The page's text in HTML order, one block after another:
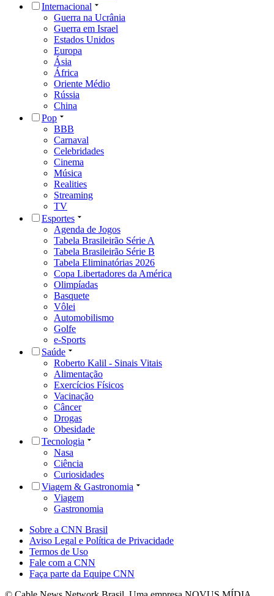
Internacional
Guerra na Ucrânia
Guerra em Israel
Estados Unidos
Europa
Ásia
África
Oriente Médio
Rússia
China
Pop
BBB
Carnaval
Celebridades
Cinema
Música
Realities
Streaming
TV
Esportes
Agenda de Jogos
Tabela Brasileirão Série A
Tabela Brasileirão Série B
Tabela Eliminatórias 2026
Copa Libertadores da América
Olimpíadas
Basquete
Vôlei
Automobilismo
Golfe
e-Sports
Saúde
Roberto Kalil - Sinais Vitais
Alimentação
Exercícios Físicos
Vacinação
Câncer
Drogas
Obesidade
Tecnologia
Nasa
Ciência
Curiosidades
Viagem & Gastronomia
Viagem
Gastronomia
Sobre a CNN Brasil
Aviso Legal e Política de Privacidade
Termos de Uso
Fale com a CNN
Faça parte da Equipe CNN